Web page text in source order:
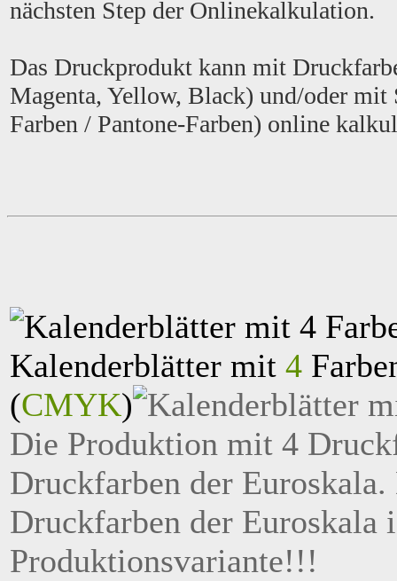
nächsten Step der Onlinekalkulation.
Das Druckprodukt kann mit
Magenta, Yellow, Black) und/oder mit
Farben / Pantone-Farben) online
Kalenderblätter mit 4
(CMYK)
Die Produktion mit 4
Druckfarben der
Druckfarben der Euroskala
Produktionsvariante!!!